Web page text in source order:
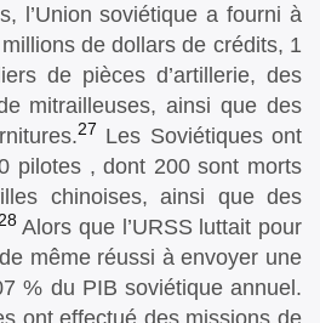
l’Union soviétique a fourni à
de dollars de crédits, 1
de pièces d’artillerie, des
mitrailleuses, ainsi que des
27 Les Soviétiques ont
pilotes , dont 200 sont morts
chinoises, ainsi que des
Alors que l’URSS luttait pour
même réussi à envoyer une
% du PIB soviétique annuel.
ont effectué des missions de